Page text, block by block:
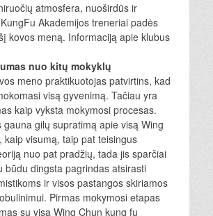
atmosfera, nuoširdūs ir
Akademijos treneriai padės
kovos meną. Informaciją apie klubus
nuo kitų mokyklų
meno praktikuotojas patvirtins, kad
visą gyvenimą. Tačiau yra
kaip vyksta mokymosi procesas.
gauna gilų supratimą apie visą Wing
kaip visumą, taip pat teisingus
nuo pat pradžių, tada jis sparčiai
būdu dingsta pagrindas atsirasti
ir visos pastangos skiriamos
Pirmas mokymosi etapas
su visa Wing Chun kung fu